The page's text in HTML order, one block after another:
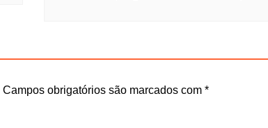
Campos obrigatórios são marcados com *